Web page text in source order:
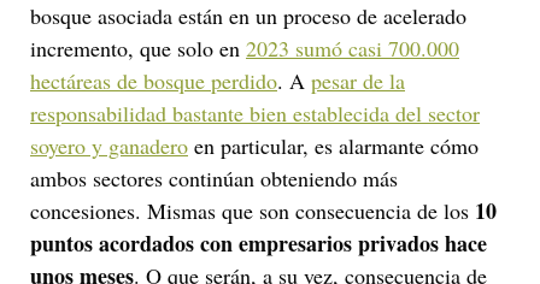
bosque asociada están en un proceso de acelerado
incremento, que solo en 2023 sumó casi 700.000
hectáreas de bosque perdido. A pesar de la
responsabilidad bastante bien establecida del sector
soyero y ganadero en particular, es alarmante cómo
ambos sectores continúan obteniendo más
concesiones. Mismas que son consecuencia de los 10
puntos acordados con empresarios privados hace
unos meses. O que serán, a su vez, consecuencia de